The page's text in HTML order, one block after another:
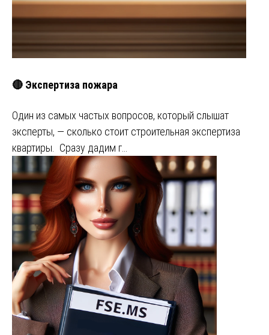
🔴 Экспертиза пожара
Один из самых частых вопросов, который слышат
эксперты, — сколько стоит строительная экспертиза
квартиры. Сразу дадим г…